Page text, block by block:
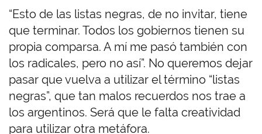
“Esto de las listas negras, de no invitar, tiene
que terminar. Todos los gobiernos tienen su
propia comparsa. A mí me pasó también con
los radicales, pero no así”. No queremos dejar
pasar que vuelva a utilizar el término “listas
negras”, que tan malos recuerdos nos trae a
los argentinos. Será que le falta creatividad
para utilizar otra metáfora.